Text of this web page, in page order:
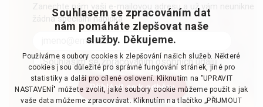
Zanechte nám vaši e-mailovou adresu a už vám neunikne
žádná speciální nabídka
Souhlasím se zpracováním osobních údajů
Souhlasem se zpracováním dat
nám pomáháte zlepšovat naše
služby. Děkujeme.
Používáme soubory cookies k zlepšování našich služeb. Některé
cookies jsou důležité pro správné fungování stránek, jiné pro
statistiky a další pro cílené oslovení. Kliknutím na "UPRAVIT
NASTAVENÍ" můžete zvolit, jaké soubory cookie můžeme použít a jak
vaše data můžeme zpracovávat. Kliknutím na tlačítko „PŘIJMOUT